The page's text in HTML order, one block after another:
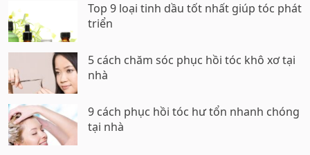
Top 9 loại tinh dầu tốt nhất giúp tóc phát
triển
5 cách chăm sóc phục hồi tóc khô xơ tại
nhà
9 cách phục hồi tóc hư tổn nhanh chóng
tại nhà